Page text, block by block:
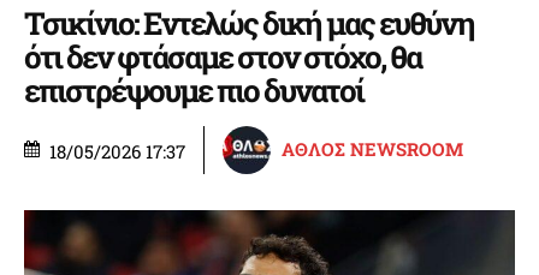
Τσικίνιο: Εντελώς δική μας ευθύνη
ότι δεν φτάσαμε στον στόχο, θα
επιστρέψουμε πιο δυνατοί
18/05/2026 17:37 ΑΘΛΟΣ NEWSROOM